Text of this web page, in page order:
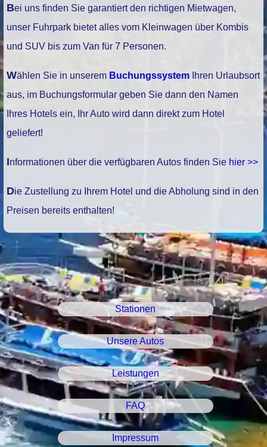
Bei uns finden Sie garantiert den richtigen Mietwagen,
unser Fuhrpark bietet alles vom Kleinwagen über Kombis
und SUV bis zum Van für 7 Personen.
Wählen Sie in unserem Buchungssystem Ihren Urlaubsort
aus, im Buchungsformular geben Sie dann den Namen
Ihres Hotels ein, Ihr Auto wird dann direkt zum Hotel
geliefert!
Informationen über die verfügbaren Autos finden Sie hier >>
Die Zustellung zu Ihrem Hotel und die Abholung sind in den
Preisen bereits enthalten!
Stationen
Unsere Autos
Leistungen
FAQ
Impressum